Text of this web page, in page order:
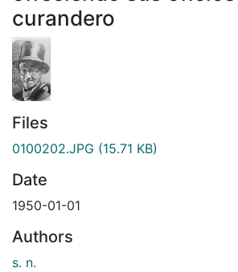
curandero
Files
0100202.JPG (15.71 KB)
Date
1950-01-01
Authors
s. n.